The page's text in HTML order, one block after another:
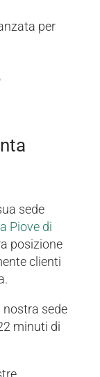
per
sede
Piove di
posizione
clienti
nostra sede
minuti di